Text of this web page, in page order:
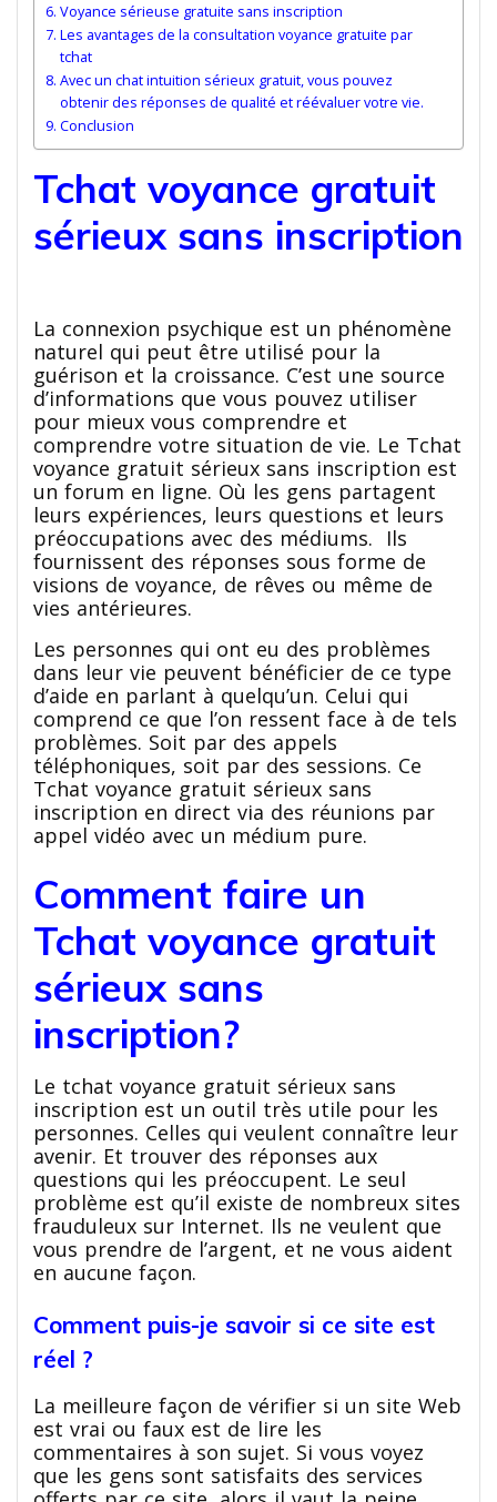
Voyance sérieuse gratuite sans inscription
Les avantages de la consultation voyance gratuite par
tchat
Avec un chat intuition sérieux gratuit, vous pouvez
obtenir des réponses de qualité et réévaluer votre vie.
Conclusion
Tchat voyance gratuit
sérieux sans inscription
La connexion psychique est un phénomène
naturel qui peut être utilisé pour la
guérison et la croissance. C’est une source
d’informations que vous pouvez utiliser
pour mieux vous comprendre et
comprendre votre situation de vie. Le Tchat
voyance gratuit sérieux sans inscription est
un forum en ligne. Où les gens partagent
leurs expériences, leurs questions et leurs
préoccupations avec des médiums. Ils
fournissent des réponses sous forme de
visions de voyance, de rêves ou même de
vies antérieures.
Les personnes qui ont eu des problèmes
dans leur vie peuvent bénéficier de ce type
d’aide en parlant à quelqu’un. Celui qui
comprend ce que l’on ressent face à de tels
problèmes. Soit par des appels
téléphoniques, soit par des sessions. Ce
Tchat voyance gratuit sérieux sans
inscription en direct via des réunions par
appel vidéo avec un médium pure.
Comment faire un
Tchat voyance gratuit
sérieux sans
inscription?
Le tchat voyance gratuit sérieux sans
inscription est un outil très utile pour les
personnes. Celles qui veulent connaître leur
avenir. Et trouver des réponses aux
questions qui les préoccupent. Le seul
problème est qu’il existe de nombreux sites
frauduleux sur Internet. Ils ne veulent que
vous prendre de l’argent, et ne vous aident
en aucune façon.
Comment puis-je savoir si ce site est
réel ?
La meilleure façon de vérifier si un site Web
est vrai ou faux est de lire les
commentaires à son sujet. Si vous voyez
que les gens sont satisfaits des services